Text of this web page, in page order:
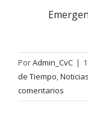
PorAdmin_CvC |
de Tiempo,
comentarios